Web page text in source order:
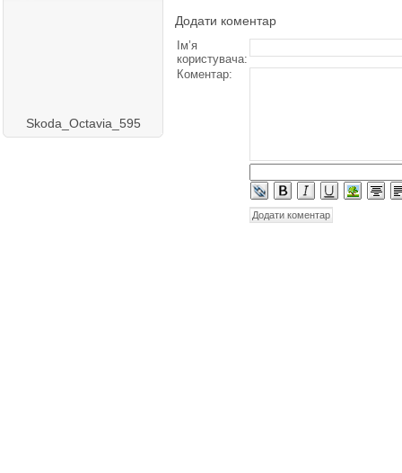
Skoda_Octavia_595
Додати коментар
Ім’я
користувача:
Коментар: